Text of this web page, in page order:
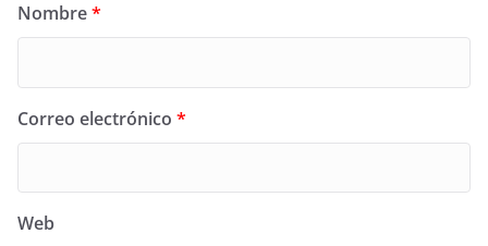
Nombre*
Correo electrónico *
Web